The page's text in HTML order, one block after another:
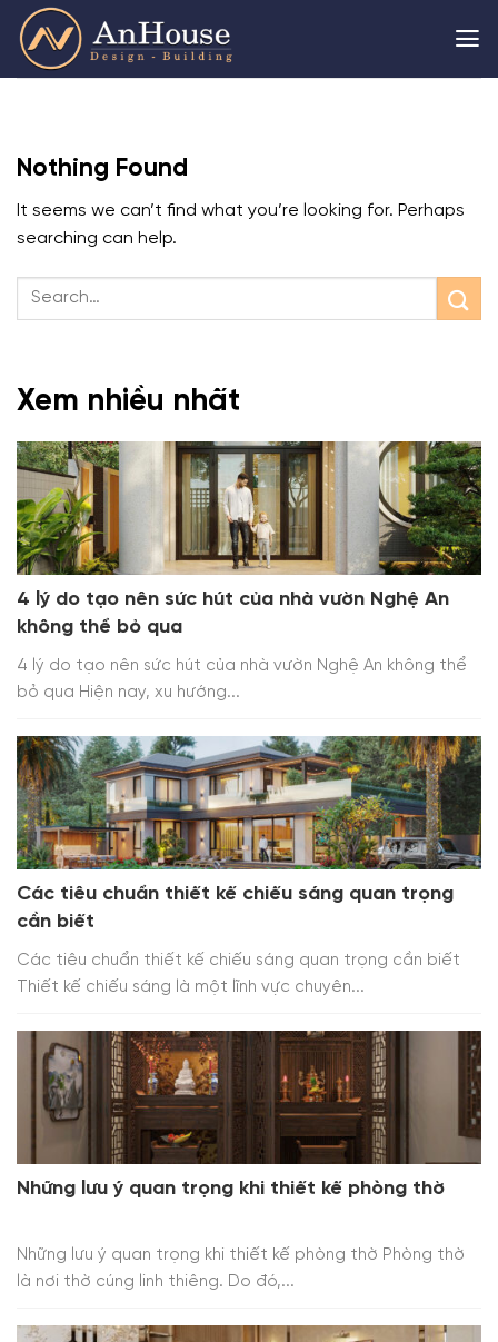
Skip
content
Nothing Found
It seems we can’t find what you’re looking for. Perhaps
searching can help.
Xem nhiều nhất
4 lý do tạo nên sức hút của nhà vườn Nghệ An
không thể bỏ qua
4 lý do tạo nên sức hút của nhà vườn Nghệ An không thể
bỏ qua Hiện nay, xu hướng...
Các tiêu chuẩn thiết kế chiếu sáng quan trọng
cần biết
Các tiêu chuẩn thiết kế chiếu sáng quan trọng cần biết
Thiết kế chiếu sáng là một lĩnh vực chuyên...
Những lưu ý quan trọng khi thiết kế phòng thờ
Những lưu ý quan trọng khi thiết kế phòng thờ Phòng thờ
là nơi thờ cúng linh thiêng. Do đó,...